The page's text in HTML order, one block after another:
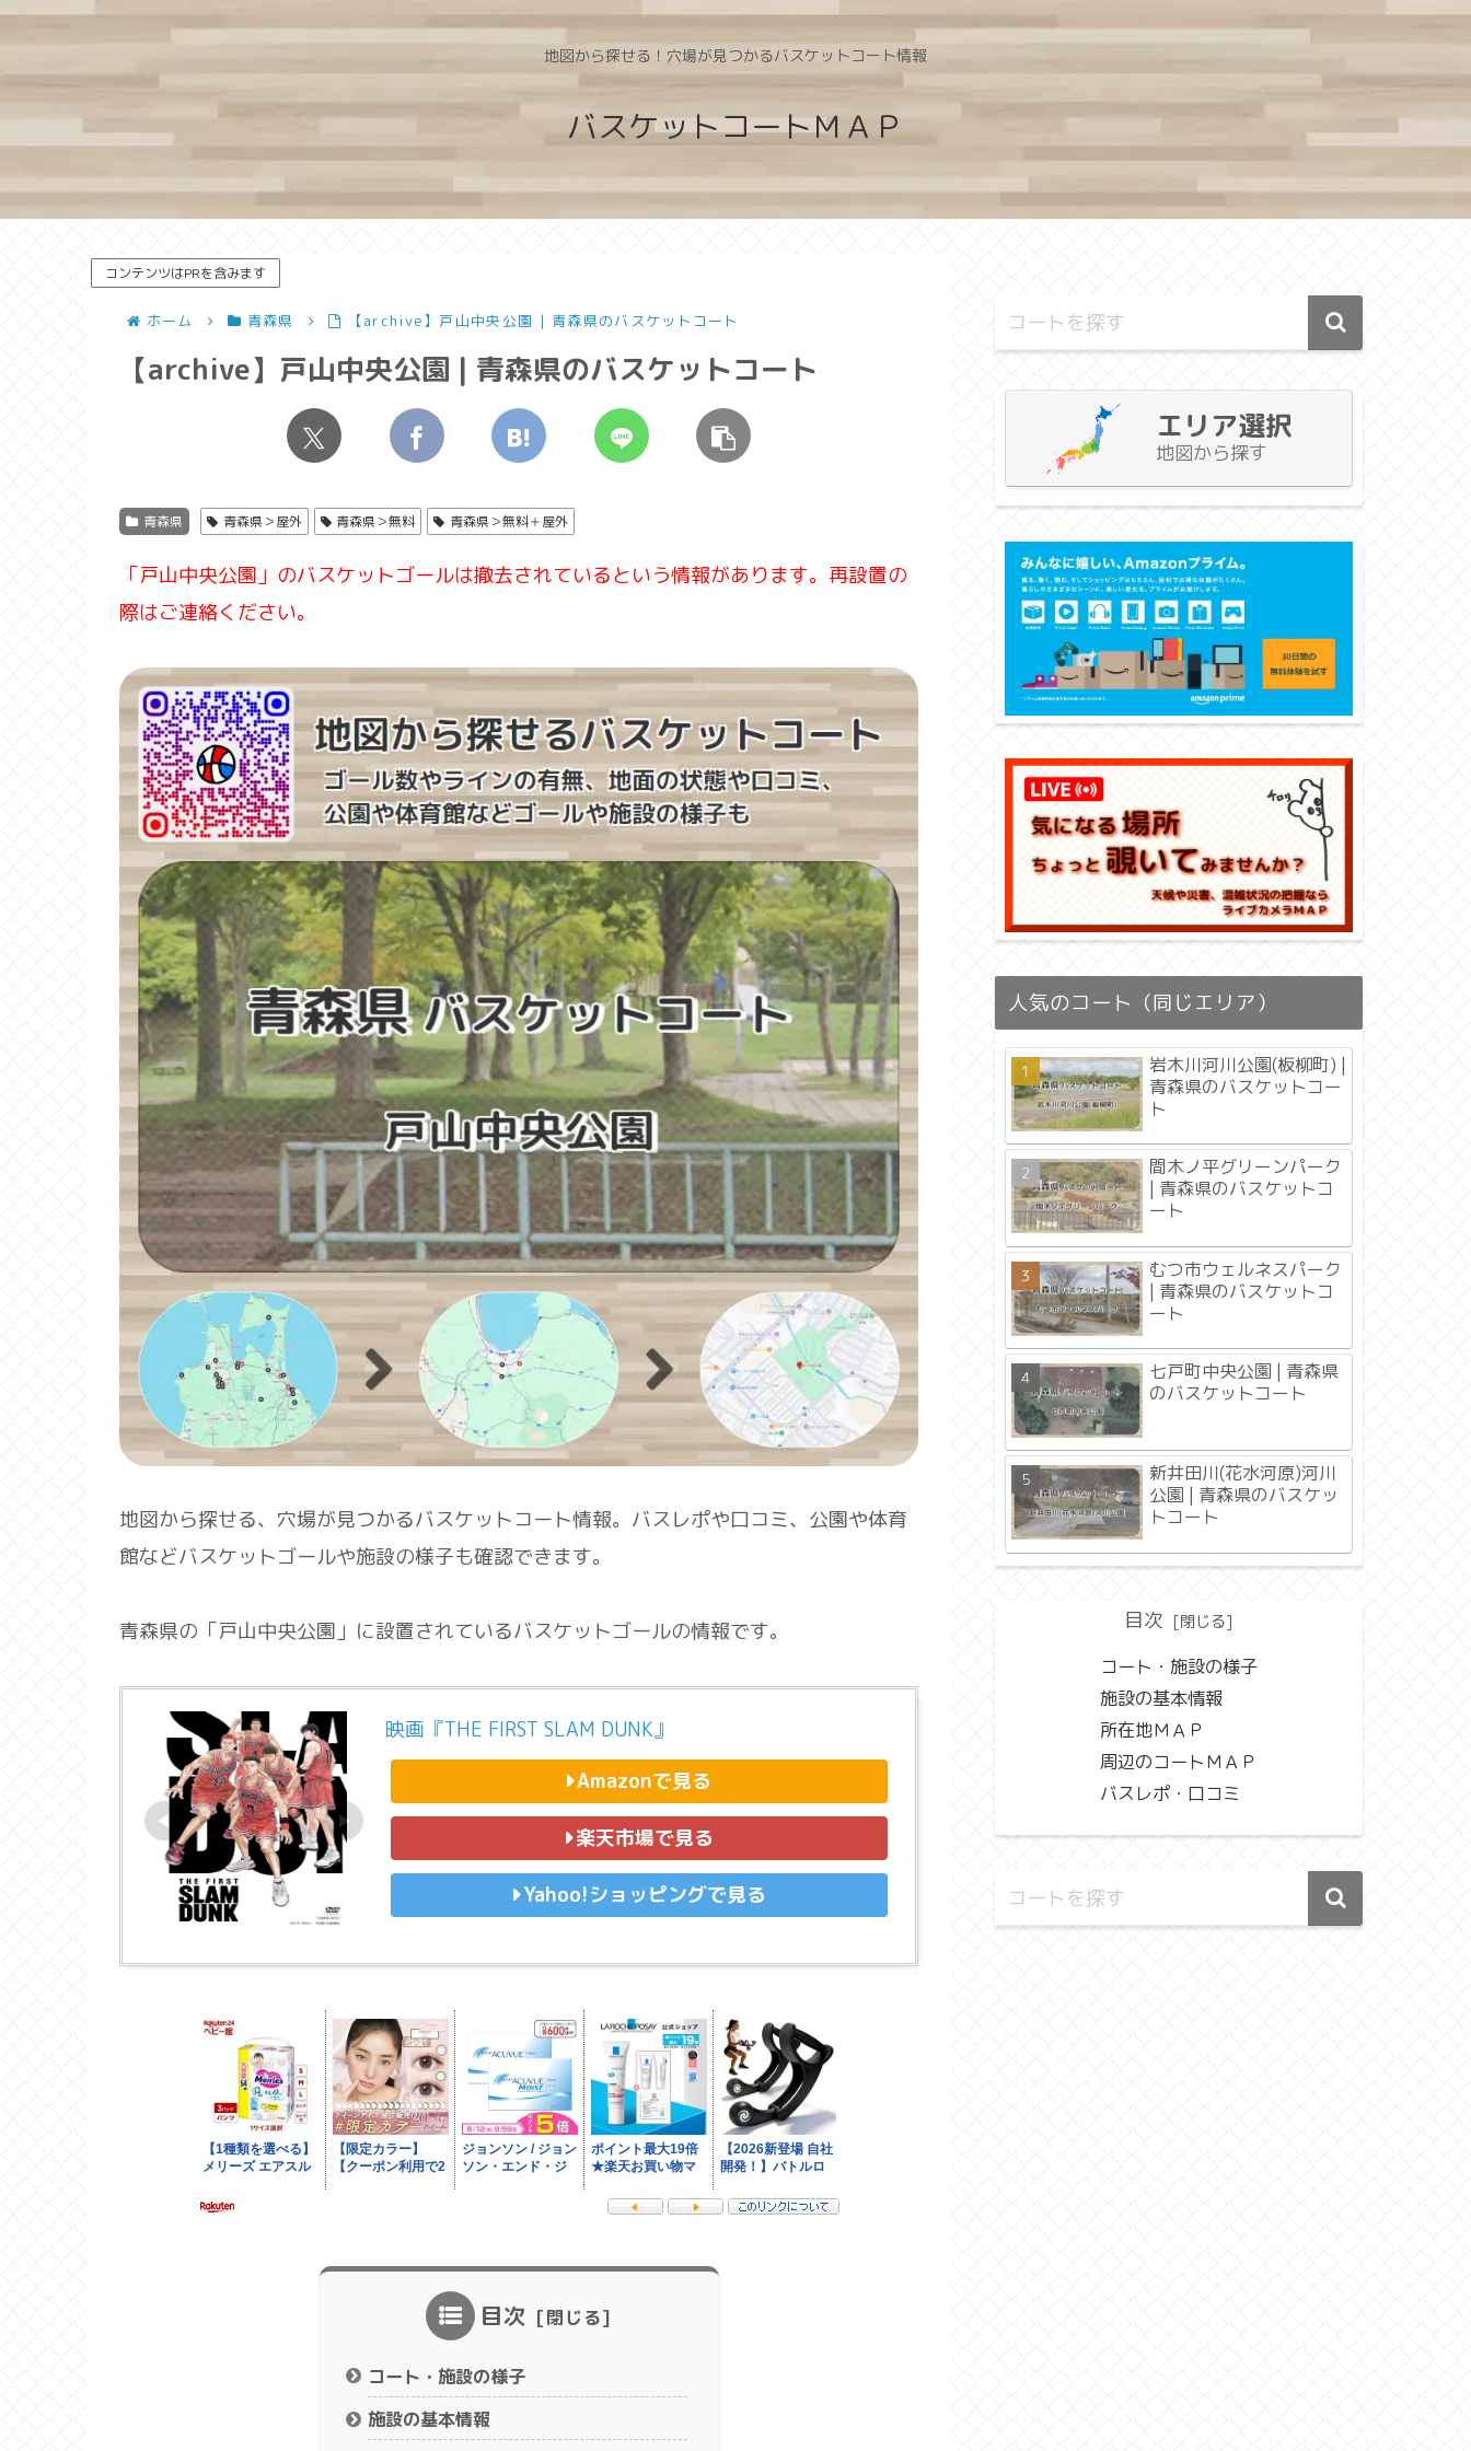
地図から探せる！穴場が見つかるバスケットコート情報
バスケットコートＭＡＰ
コンテンツはPRを含みます
ホーム 青森県 【archive】戸山中央公園 | 青森県のバスケットコート
【archive】戸山中央公園 | 青森県のバスケットコート
青森県 青森県＞屋外 青森県＞無料 青森県＞無料＋屋外
「戸山中央公園」のバスケットゴールは撤去されているという情報があります。再設置の
際はご連絡ください。
地図から探せる、穴場が見つかるバスケットコート情報。バスレポや口コミ、公園や体育
館などバスケットゴールや施設の様子も確認できます。
青森県の「戸山中央公園」に設置されているバスケットゴールの情報です。
映画『THE FIRST SLAM DUNK』
Amazonで見る
楽天市場で見る
Yahoo!ショッピングで見る
目次
コート・施設の様子
施設の基本情報
エリア選択
地図から探す
人気のコート（同じエリア）
岩木川河川公園(板柳町) |
青森県のバスケットコー
ト
間木ノ平グリーンパーク
| 青森県のバスケットコ
ート
むつ市ウェルネスパーク
| 青森県のバスケットコ
ート
七戸町中央公園 | 青森県
のバスケットコート
新井田川(花水河原)河川
公園 | 青森県のバスケッ
トコート
目次
コート・施設の様子
施設の基本情報
所在地ＭＡＰ
周辺のコートＭＡＰ
バスレポ・口コミ